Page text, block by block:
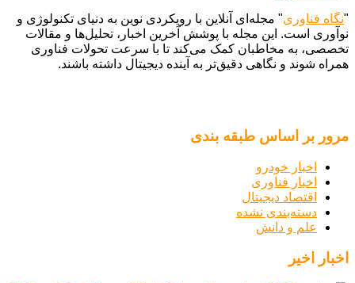
"نگاه فناوری" مجله‌ای آنلاین با رویکردی نوین به دنیای تکنولوژی و
نوآوری است. این مجله با پوشش آخرین اخبار، تحلیل‌ها و مقالات
تخصصی، به مخاطبان کمک می‌کند تا با سرعت تحولات فناوری
همراه شوند و نگاهی دقیق‌تر به آینده دیجیتال داشته باشند.
مرور بر اساس طبقه بندی
اخبار خودرو
اخبار فناوری
اقتصاد دیجیتال
دسته‌بندی نشده
علم و دانش
اخبار اخیر